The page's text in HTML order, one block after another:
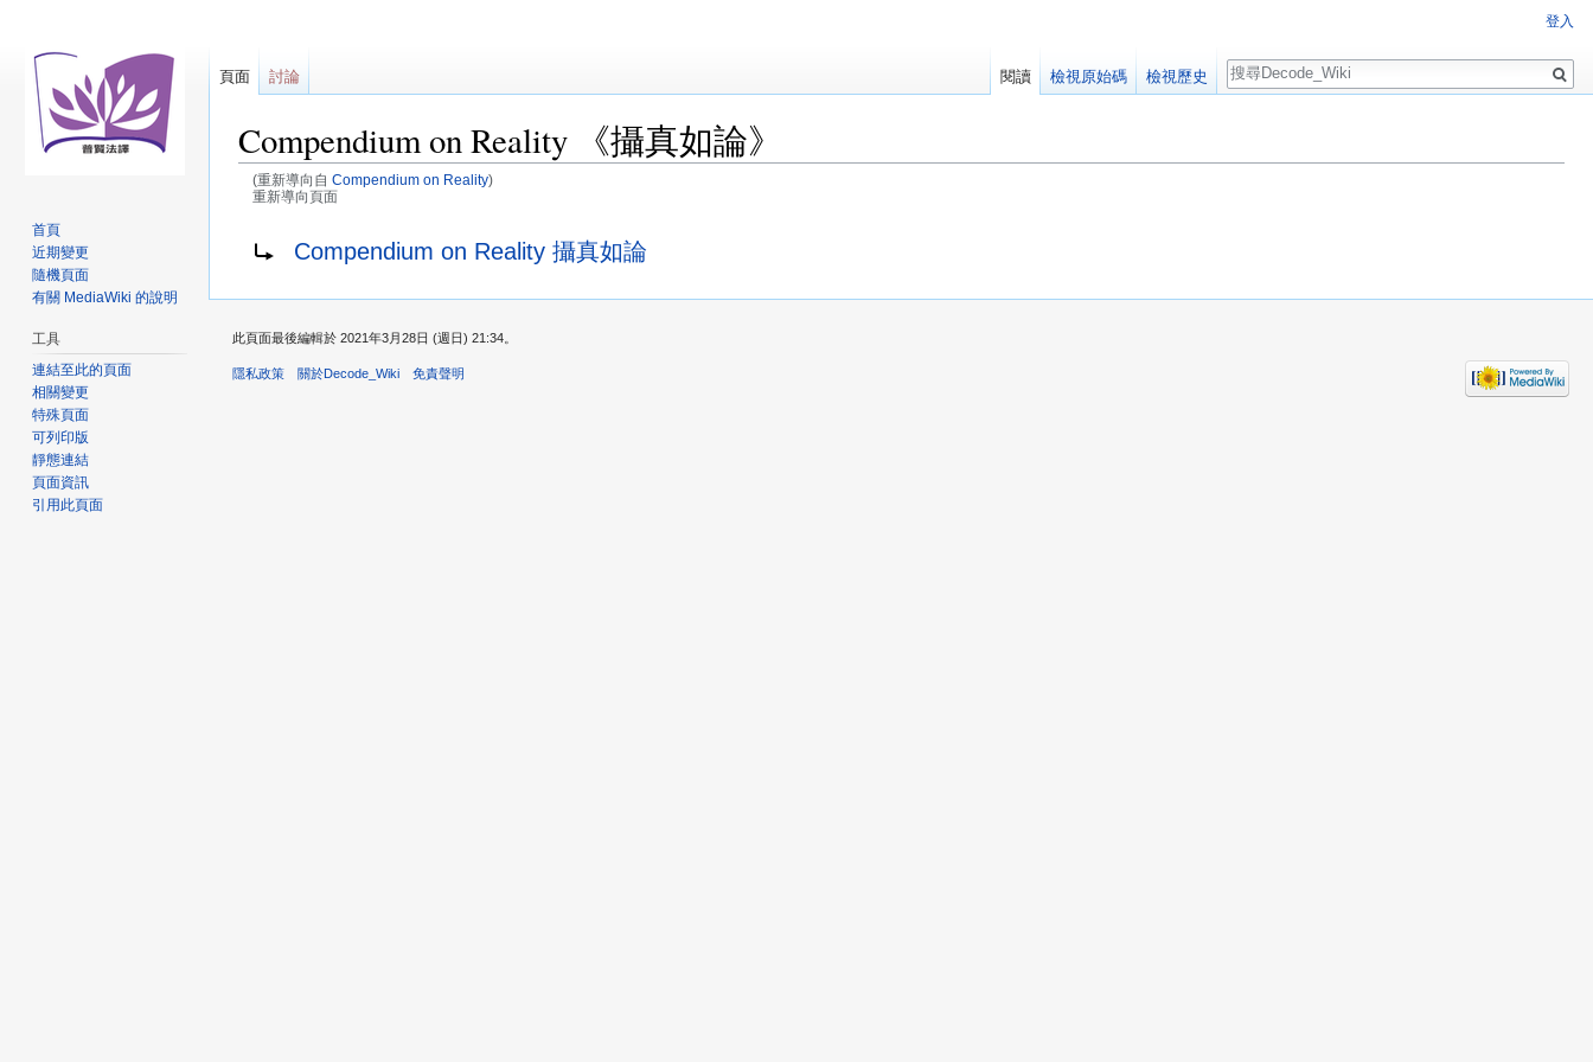
Compendium on Reality 《攝真如論》
(重新導向自 Compendium on Reality)
重新導向頁面
Compendium on Reality 攝真如論
登入
頁面 討論 閱讀 檢視原始碼 檢視歷史
搜
尋
首頁
近期變更
隨機頁面
有關 MediaWiki 的說明
工具
連結至此的頁面
相關變更
特殊頁面
可列印版
靜態連結
頁面資訊
引用此頁面
此頁面最後編輯於 2021年3月28日 (週日) 21:34。
隱私政策 關於Decode_Wiki 免責聲明